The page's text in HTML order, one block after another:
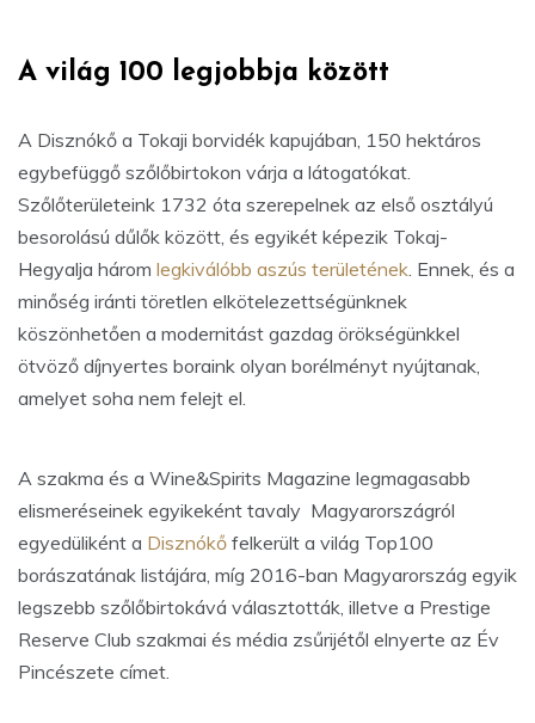
A világ 100 legjobbja között
A Disznókő a Tokaji borvidék kapujában, 150 hektáros
egybefüggő szőlőbirtokon várja a látogatókat.
Szőlőterületeink 1732 óta szerepelnek az első osztályú
besorolású dűlők között, és egyikét képezik Tokaj-
Hegyalja három legkiválóbb aszús területének . Ennek, és a
minőség iránti töretlen elkötelezettségünknek
köszönhetően a modernitást gazdag örökségünkkel
ötvöző díjnyertes boraink olyan borélményt nyújtanak,
amelyet soha nem felejt el.
A szakma és a Wine&Spirits Magazine legmagasabb
elismeréseinek egyikeként tavaly Magyarországról
egyedüliként a Disznókő felkerült a világ Top100
borászatának listájára, míg 2016-ban Magyarország egyik
legszebb szőlőbirtokává választották, illetve a Prestige
Reserve Club szakmai és média zsűrijétől elnyerte az Év
Pincészete címet.